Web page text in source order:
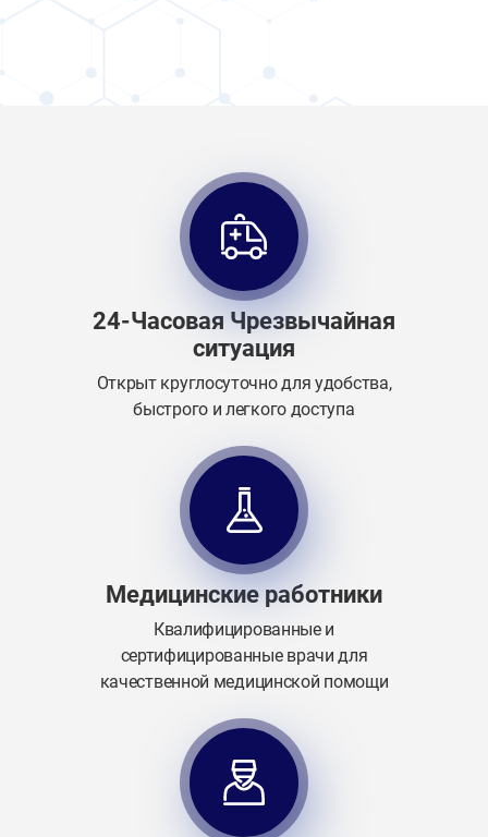
24-Часовая Чрезвычайная
ситуация
Открыт круглосуточно для удобства,
быстрого и легкого доступа
Медицинские работники
Квалифицированные и
сертифицированные врачи для
качественной медицинской помощи